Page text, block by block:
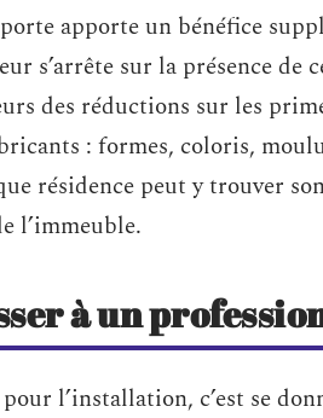
apporte un bénéfice
s’arrête sur la présence de
des réductions sur les
: formes, coloris,
résidence peut y trouver
l’immeuble.
à un
l’installation, c’est se